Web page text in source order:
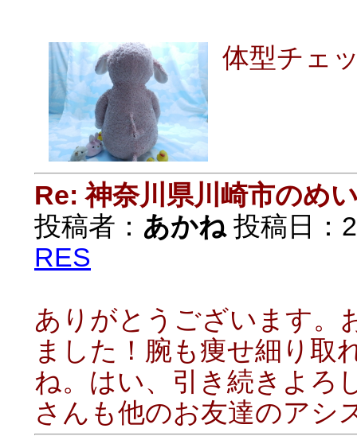
体型チェ
Re: 神奈川県川崎市のめ
投稿者： あかね投稿日：
RES
ありがとうございます。
ました！腕も痩せ細り取
ね。はい、引き続きよろ
さんも他のお友達のアシ